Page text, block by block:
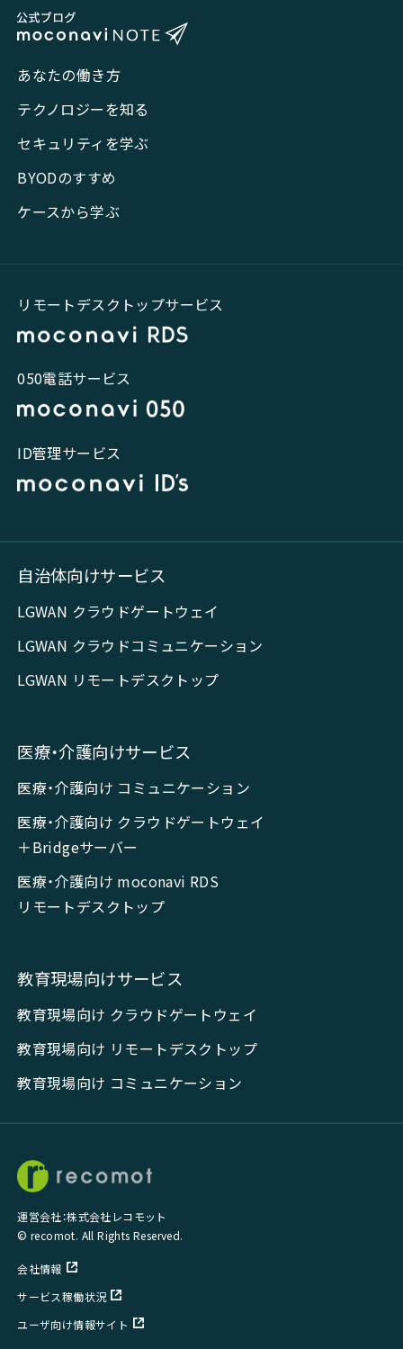
あなたの働き方
テクノロジーを知る
セキュリティを学ぶ
BYODのすすめ
ケースから学ぶ
リモートデスクトップサービス
050電話サービス
ID管理サービス
自治体向けサービス
LGWAN クラウドゲートウェイ
LGWAN クラウドコミュニケーション
LGWAN リモートデスクトップ
医療・介護向けサービス
医療・介護向け コミュニケーション
医療・介護向け クラウドゲートウェイ
＋Bridgeサーバー
医療・介護向け moconavi RDS
リモートデスクトップ
教育現場向けサービス
教育現場向け クラウドゲートウェイ
教育現場向け リモートデスクトップ
教育現場向け コミュニケーション
運営会社：株式会社レコモット
© recomot. All Rights Reserved.
会社情報
サービス稼働状況
ユーザ向け情報サイト